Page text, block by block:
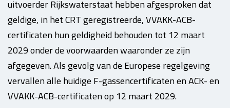
uitvoerder Rijkswaterstaat hebben afgesproken dat
geldige, in het CRT geregistreerde, VVAKK-ACB-
certificaten hun geldigheid behouden tot 12 maart
2029 onder de voorwaarden waaronder ze zijn
afgegeven.Als gevolg van de Europese regelgeving
vervallen alle huidige F-gassencertificaten en ACK- en
VVAKK-ACB-certificaten op 12 maart 2029.